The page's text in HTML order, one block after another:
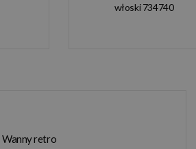
włoski 734740
Wanny retro